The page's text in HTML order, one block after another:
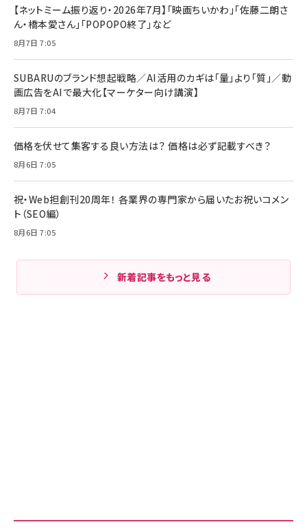
【ネットミーム振り返り・2026年7月】「映画ちいかわ」「佐藤二朗さ
ん・橋本愛さん」「POPOPO終了」など
8月7日 7:05
SUBARUのブランド想起戦略／AI活用のカギは「量」より「質」／動
画広告をAIで最大化【マーケター向け講演】
8月7日 7:04
価格を伏せて集客する良い方法は？ 価格は必ず記載すべき？
8月6日 7:05
祝・Web担創刊20周年！ 各業界の専門家から届いたお祝いコメン
ト（SEO編）
8月6日 7:05
新着記事をもっと見る